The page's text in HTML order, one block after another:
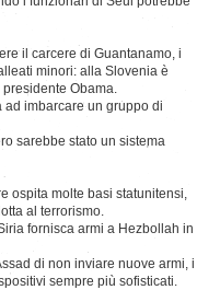
il carcere di Guantanamo, i
minori: alla Slovenia è
Obama.
ad imbarcare un gruppo di
sarebbe stato un sistema
ospita molte basi statunitensi,
al terrorismo.
fornisca armi a Hezbollah in
di non inviare nuove armi, i
sempre più sofisticati.